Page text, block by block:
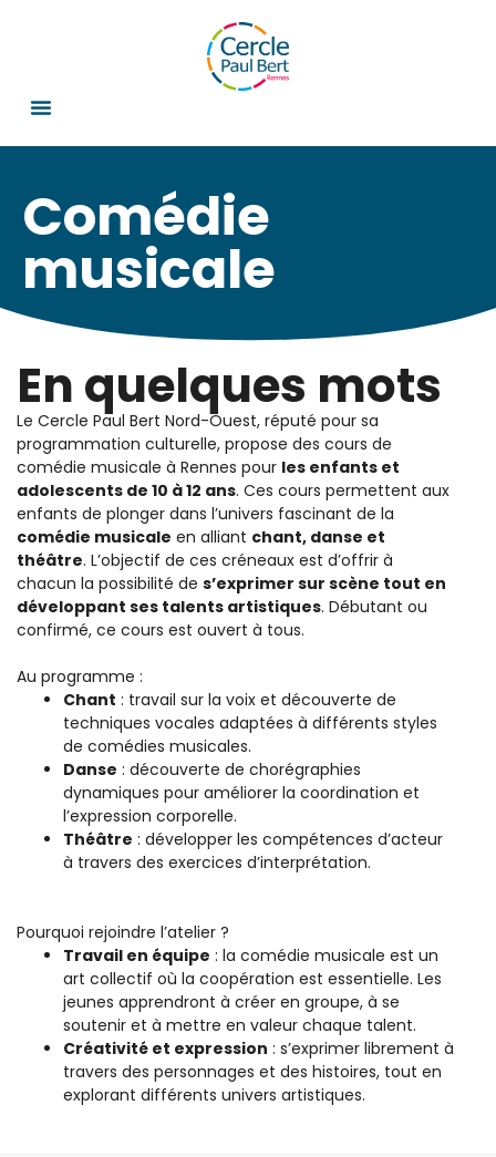
Comédie
musicale
En quelques mots
Le Cercle Paul Bert Nord-Ouest, réputé pour sa
programmation culturelle, propose des cours de
comédie musicale à Rennes pour les enfants et
adolescents de 10 à 12 ans. Ces cours permettent aux
enfants de plonger dans l’univers fascinant de la
comédie musicale en alliant chant, danse et
théâtre. L’objectif de ces créneaux est d’offrir à
chacun la possibilité de s’exprimer sur scène tout en
développant ses talents artistiques. Débutant ou
confirmé, ce cours est ouvert à tous.
Au programme :
Chant : travail sur la voix et découverte de
techniques vocales adaptées à différents styles
de comédies musicales.
Danse : découverte de chorégraphies
dynamiques pour améliorer la coordination et
l’expression corporelle.
Théâtre : développer les compétences d’acteur
à travers des exercices d’interprétation.
Pourquoi rejoindre l’atelier ?
Travail en équipe : la comédie musicale est un
art collectif où la coopération est essentielle. Les
jeunes apprendront à créer en groupe, à se
soutenir et à mettre en valeur chaque talent.
Créativité et expression : s’exprimer librement à
travers des personnages et des histoires, tout en
explorant différents univers artistiques.